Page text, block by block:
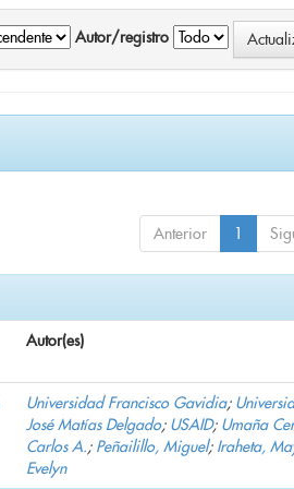
Autor/registro
Anterior 1
Autor(es)
Universidad Francisco Gavidia;
José Matías Delgado; USAID; Umaña
Carlos A.; Peñailillo, Miguel; Iraheta,
Evelyn